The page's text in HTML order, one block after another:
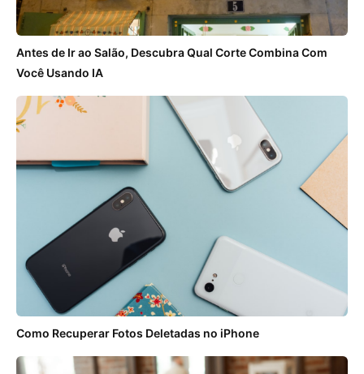
Antes de Ir ao Salão, Descubra Qual Corte Combina Com
Você Usando IA
Como Recuperar Fotos Deletadas no iPhone